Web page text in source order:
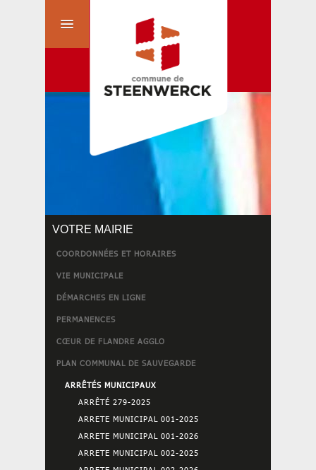
VOTRE MAIRIE
COORDONNÉES ET HORAIRES
VIE MUNICIPALE
DÉMARCHES EN LIGNE
PERMANENCES
CŒUR DE FLANDRE AGGLO
PLAN COMMUNAL DE SAUVEGARDE
ARRÊTÉS MUNICIPAUX
ARRÊTÉ 279-2025
ARRETE MUNICIPAL 001-2025
ARRETE MUNICIPAL 001-2026
ARRETE MUNICIPAL 002-2025